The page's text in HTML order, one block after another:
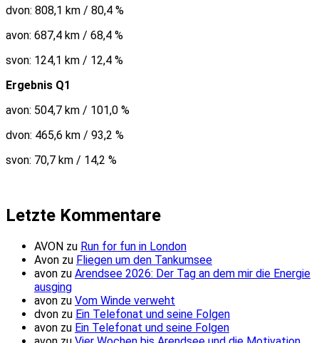
dvon: 808,1 km / 80,4 %
avon: 687,4 km / 68,4 %
svon: 124,1 km / 12,4 %
Ergebnis Q1
avon: 504,7 km / 101,0 %
dvon: 465,6 km / 93,2 %
svon: 70,7 km / 14,2 %
Letzte Kommentare
AVON zu Run for fun in London
Avon zu Fliegen um den Tankumsee
avon zu Arendsee 2026: Der Tag an dem mir die Energie
ausging
avon zu Vom Winde verweht
dvon zu Ein Telefonat und seine Folgen
avon zu Ein Telefonat und seine Folgen